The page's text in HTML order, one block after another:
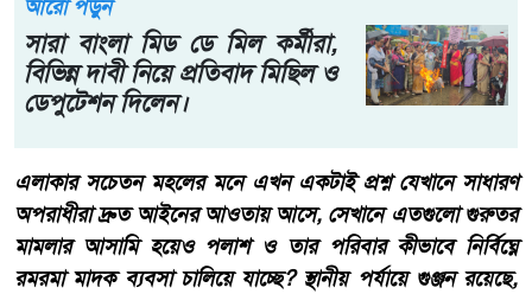
আরো পড়ুন
সারা বাংলা মিড ডে মিল কর্মীরা,
বিভিন্ন দাবী নিয়ে প্রতিবাদ মিছিল ও
ডেপুটেশন দিলেন।
এলাকার সচেতন মহলের মনে এখন একটাই প্রশ্ন যেখানে সাধারণ
অপরাধীরা দ্রুত আইনের আওতায় আসে, সেখানে এতগুলো গুরুতর
মামলার আসামি হয়েও পলাশ ও তার পরিবার কীভাবে নির্বিঘ্নে
রমরমা মাদক ব্যবসা চালিয়ে যাচ্ছে? স্থানীয় পর্যায়ে গুঞ্জন রয়েছে,